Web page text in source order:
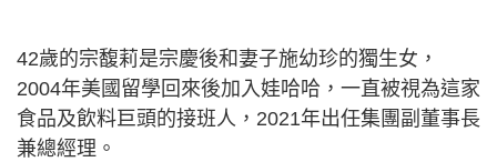
42歲的宗馥莉是宗慶後和妻子施幼珍的獨生女，
2004年美國留學回來後加入娃哈哈，一直被視為這家
食品及飲料巨頭的接班人，2021年出任集團副董事長
兼總經理。